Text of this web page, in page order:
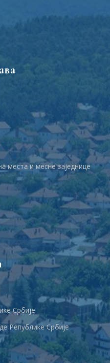
места и месне заједнице
Србије
Републике Србије